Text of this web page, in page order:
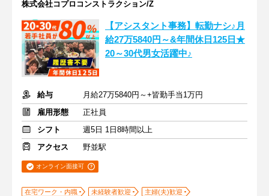
株式会社コプロコンストラクション/Z
【アシスタント事務】転勤ナシ♪月
給27万5840円～&年間休日125日★
20～30代男女活躍中♪
給与
月給27万5840円～+皆勤手当1万円
雇用形態
正社員
シフト
週5日 1日8時間以上
アクセス
野並駅
オンライン面接可
在宅ワーク・内職 未経験者歓迎
主婦(夫)歓迎